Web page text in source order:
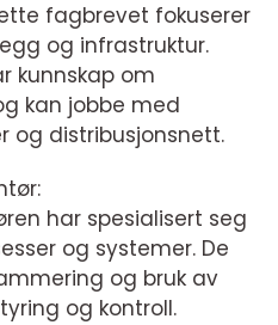
fagbrevet fokuserer
og infrastruktur.
kunnskap om
kan jobbe med
og distribusjonsnett.
har spesialisert seg
og systemer. De
og bruk av
og kontroll.